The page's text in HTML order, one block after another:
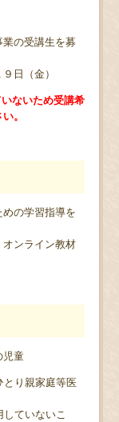
の受講生を募
日（金）
ないため受講希
。
の学習指導を
オンライン教材
児童
とり親家庭等医
ていないこ